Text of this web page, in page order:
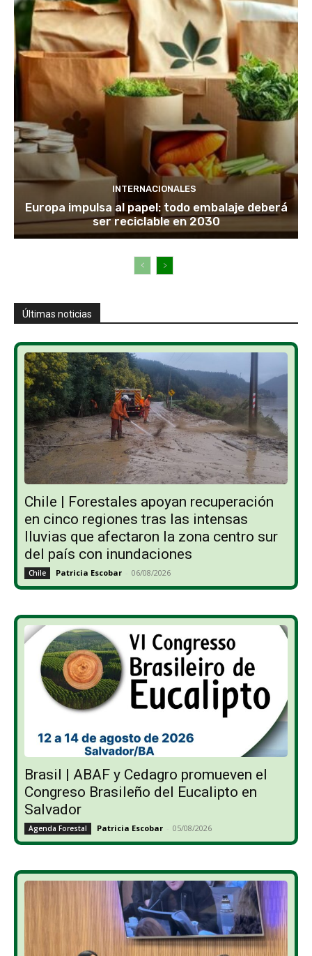
INTERNACIONALES
Europa impulsa al papel: todo embalaje deberá
ser reciclable en 2030
Últimas noticias
Chile | Forestales apoyan recuperación
en cinco regiones tras las intensas
lluvias que afectaron la zona centro sur
del país con inundaciones
Chile Patricia Escobar - 06/08/2026
Brasil | ABAF y Cedagro promueven el
Congreso Brasileño del Eucalipto en
Salvador
Agenda Forestal Patricia Escobar - 05/08/2026